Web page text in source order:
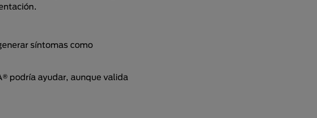
síntomas como
podría ayudar, aunque valida